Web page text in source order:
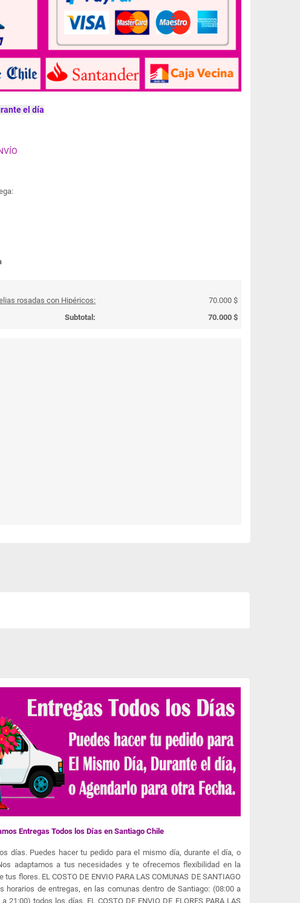
el día
rosadas con Hipéricos:
70.000 $
Subtotal:
70.000 $
Entregas Todos los Días en Santiago Chile
días. Puedes hacer tu pedido para el mismo día, durante el día, o
adaptamos a tus necesidades y te ofrecemos flexibilidad en la
flores. EL COSTO DE ENVIO PARA LAS COMUNAS DE SANTIAGO
horarios de entregas, en las comunas dentro de Santiago: (08:00 a
21:00) todos los días. EL COSTO DE ENVIO DE FLORES PARA LAS